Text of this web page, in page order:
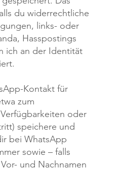
du widerrechtliche
links- oder
Hasspostings
ich an der Identität
Kontakt für
zum
oder
speichere und
bei WhatsApp
sowie – falls
und Nachnamen